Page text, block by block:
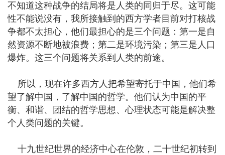
不知道这种战争的结局将是人类的同归于尽。这可能
性不能说没有，我所接触到的西方学者目前对打核战
争都不太担心，他们最担心的是三个问题：第一是自
然资源不断地被浪费；第二是环境污染；第三是人口
爆炸。这三个问题将关系到人类的前途。
所以，现在许多西方人把希望寄托于中国，他们希
望了解中国，了解中国的哲学。他们认为中国的平
衡、和谐、团结的哲学思想、心理状态可能是解决整
个人类问题的关键。
十九世纪世界的经济中心在伦敦，二十世纪初转到